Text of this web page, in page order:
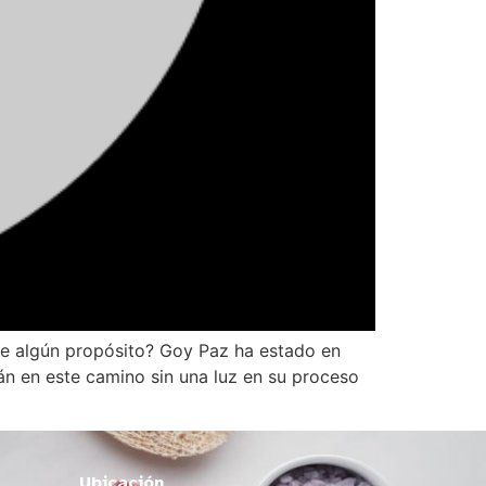
algún propósito? Goy Paz ha estado en
en este camino sin una luz en su proceso